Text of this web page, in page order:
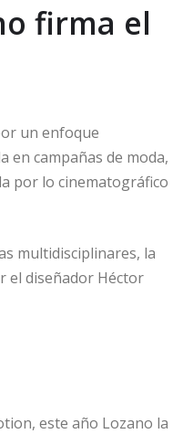
firma el
un enfoque
en campañas de moda,
por lo cinematográfico
multidisciplinares, la
el diseñador Héctor
este año Lozano la